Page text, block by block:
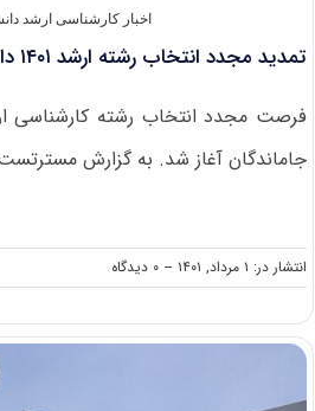
اخبار کارشناسی ارشد
تمدید مجدد انتخاب رشته ارشد ۱۴۰۱ دانشگاه آزاد
جاماندگان آغاز شد. به گزارش مسترتست،
انتشار در: ۱ مرداد, ۱۴۰۱ -- ۰ دیدگاه
on
تمدید
انتخاب